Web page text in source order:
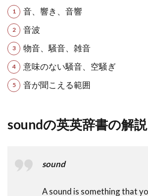
音、響き、音響
音波
物音、騒音、雑音
意味のない騒音、空騒ぎ
音が聞こえる範囲
soundの英英辞書の解説
sound
A sound is something that